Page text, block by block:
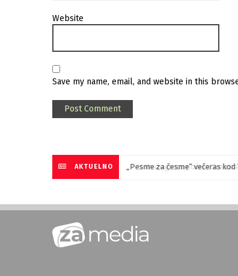
Website
Save my name, email, and website in this
AKTUELNO „Pesme za česme“ večeras